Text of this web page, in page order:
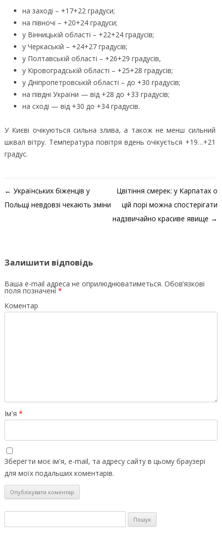
на заході – +17+22 градуси;
на півночі – +20+24 градуси;
у Вінницькій області – +22+24 градусів;
у Черкаській – +24+27 градусів;
у Полтавській області – +26+29 градусів,
у Кіровоградській області – +25+28 градусів;
у Дніпропетровській області – до +30 градусів;
на півдні України — від +28 до +33 градусів;
на сході — від +30 до +34 градусів.
У Києві очікуються сильна злива, а також не менш сильний
шквал вітру. Температура повітря вдень очікується +19…+21
градус.
Навігація по запису
← Українських біженців у
Польщі невдовзі чекають зміни
Цвітіння смерек: у Карпатах о
цій порі можна спостерігати
надзвичайно красиве явище →
Залишити відповідь
Ваша e-mail адреса не оприлюднюватиметься. Обов’язкові
поля позначені *
Коментар
Ім'я *
Зберегти моє ім'я, e-mail, та адресу сайту в цьому браузері
для моїх подальших коментарів.